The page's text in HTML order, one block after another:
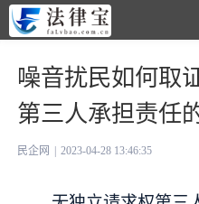
噪音扰民如何取
第三人承担责任
民企网 2023-04-28 13:46:35